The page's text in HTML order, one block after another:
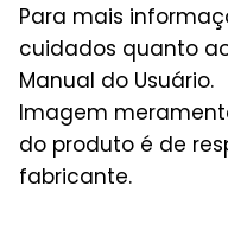
Para mais
cuidados quanto
Manual do Usuário.
Imagem
do produto é de
fabricante.